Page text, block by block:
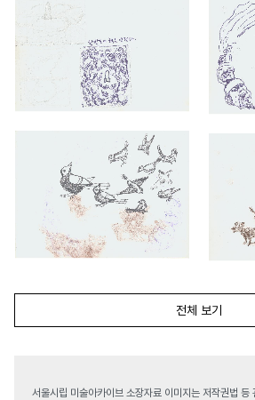
전체 보기
서울시립 미술아카이브 소장자료 이미지는 저작권법 등